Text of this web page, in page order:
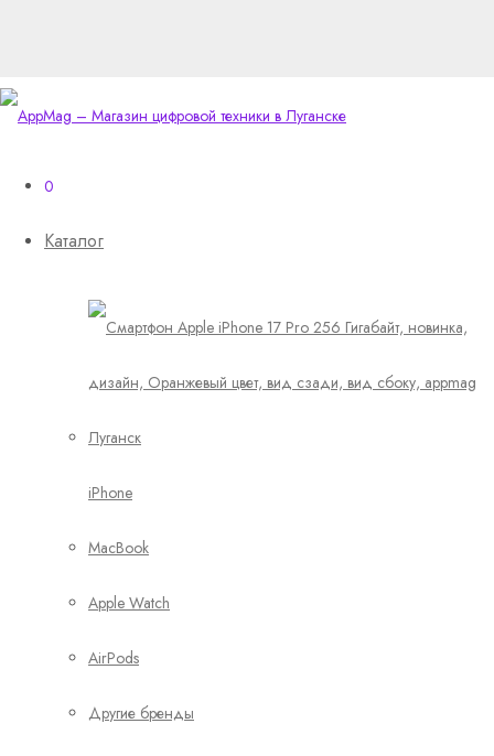
0
Каталог
iPhone
MacBook
Apple Watch
AirPods
Другие бренды